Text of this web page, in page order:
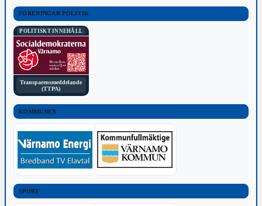
FÖRENINGAR POLITIK
POLITISKT INNEHÅLL
Transparensmeddelande
(TTPA)
KOMMUNEN
SPORT